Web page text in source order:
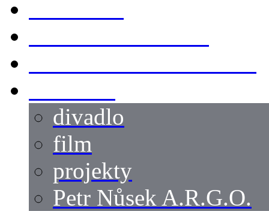
divadlo
film
projekty
Petr Nůsek A.R.G.O.